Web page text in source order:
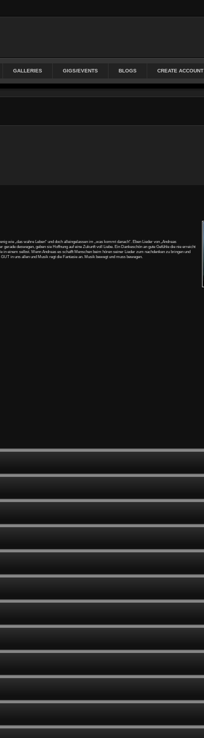
GALLERIES GIGS/EVENTS BLOGS CREATE ACCOUNT
wie „das wahre Leben“ und doch alleingelassen im „was kommt danach“. Eben Lieder von „Andreas
deswegen, geben sie Hoffnung auf eine Zukunft voll Liebe. Ein Dankeschön an gute Gefühle die nie erreicht
einem selbst. Wenn Andreas es schafft Menschen beim hören seiner Lieder zum nachdenken zu bringen und
in uns allen und Musik regt die Fantasie an. Musik bewegt und muss bewegen.